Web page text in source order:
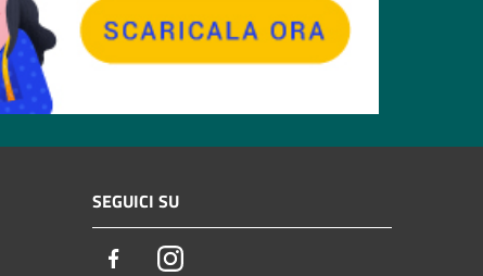
SEGUICI SU
FacebookInstagram